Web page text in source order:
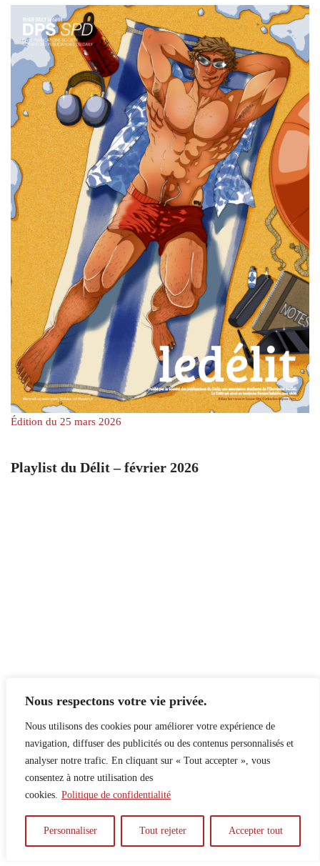
Nous respectons votre vie privée.
Nous utilisons des cookies pour améliorer votre expérience de
navigation, diffuser des publicités ou des contenus personnalisés et
analyser notre trafic. En cliquant sur « Tout accepter », vous
consentez à notre utilisation des
cookies. Politique de confidentialité
Personnaliser Tout rejeter Accepter tout
Édition du 25 mars 2026
Playlist du Délit – février 2026